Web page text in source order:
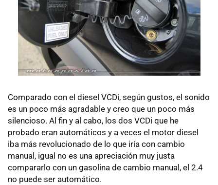
Comparado con el diesel VCDi, según gustos, el sonido
es un poco más agradable y creo que un poco más
silencioso. Al fin y al cabo, los dos VCDi que he
probado eran automáticos y a veces el motor diesel
iba más revolucionado de lo que iría con cambio
manual, igual no es una apreciación muy justa
compararlo con un gasolina de cambio manual, el 2.4
no puede ser automático.